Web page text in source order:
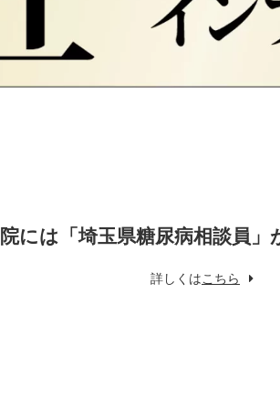
には「埼玉県糖尿病相談員」
詳しくはこちら